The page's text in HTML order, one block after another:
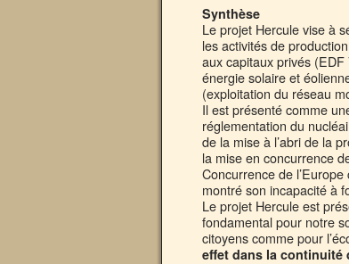
Synthèse
Le projet Hercule vise à
les activités de
aux capitaux privés (EDF
énergie solaire et
(exploitation du réseau
Il est présenté comme
réglementation du
de la mise à l’abri de la
la mise en concurrence
Concurrence de
montré son incapacité à
Le projet Hercule est
fondamental pour notre
citoyens comme pour
effet dans la continuité